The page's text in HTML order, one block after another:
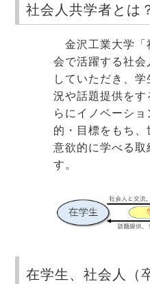
社会人共学者とは
金沢工業大学「
会で活躍する社
していただき、
況や話題提供をす
らにイノベーシ
的・目標をもち
意欲的に学べる
す。
在学生、社会人（